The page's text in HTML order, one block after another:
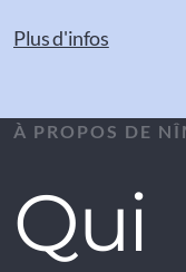
Plus d'infos
À PROPOS DE
Qui